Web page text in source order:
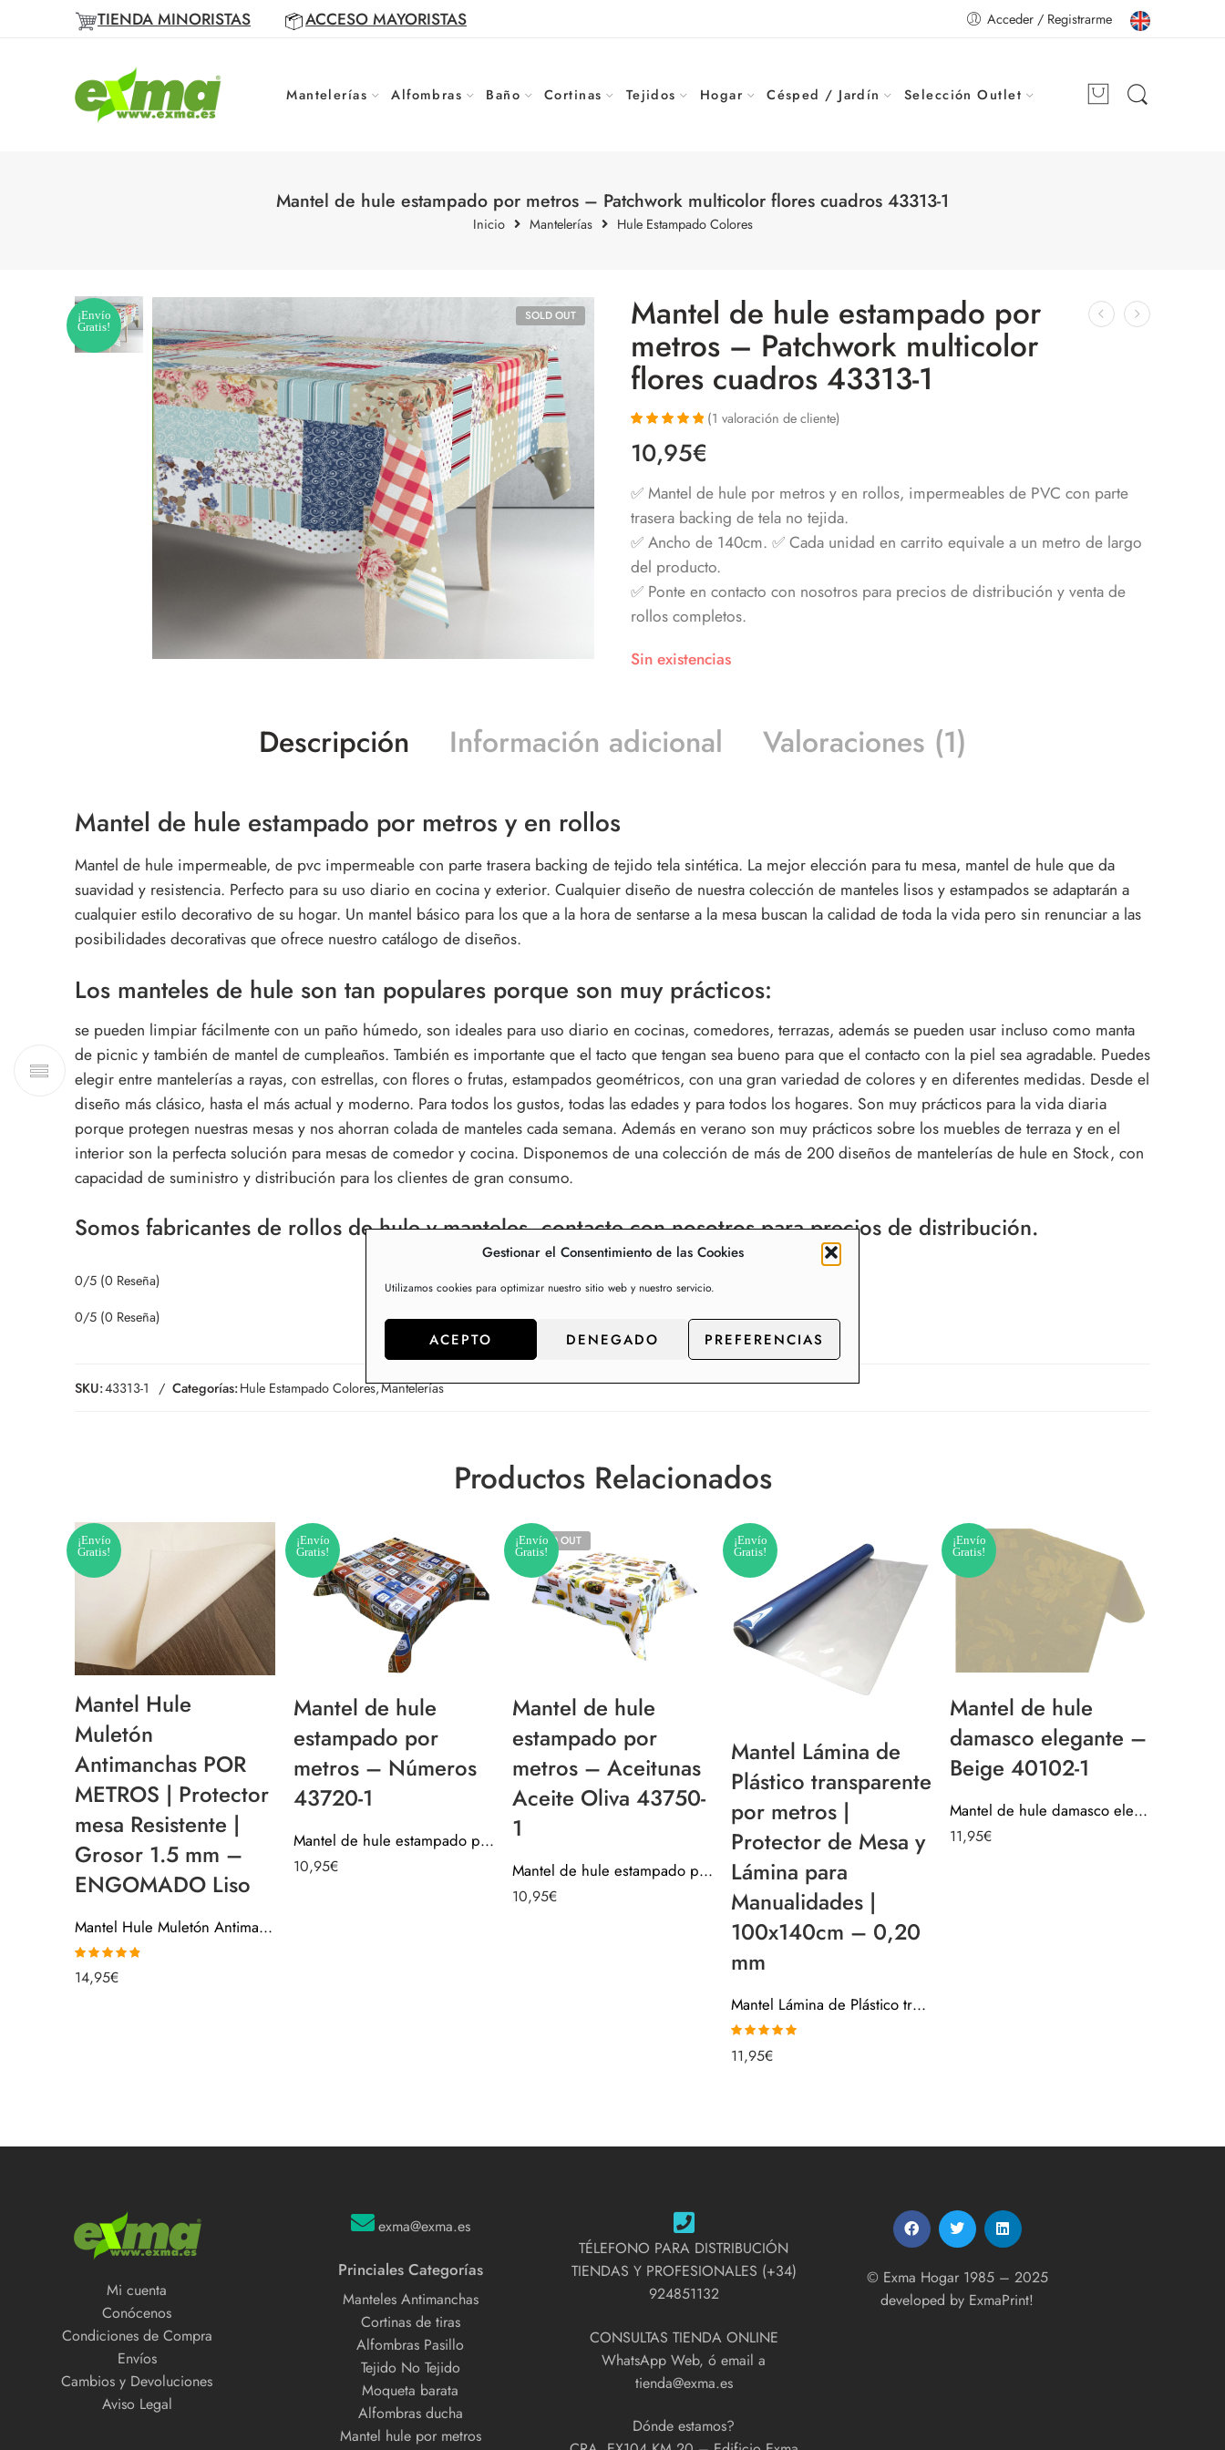
Gestionar el Consentimiento de las Cookies
Utilizamos cookies para optimizar nuestro sitio web y nuestro servicio.
ACEPTO DENEGADO PREFERENCIAS
TIENDA MINORISTAS ACCESO MAYORISTAS Acceder / Registrarme
Mantelerías Alfombras Baño Cortinas Tejidos Hogar Césped / Jardín Selección Outlet
Mantel de hule estampado por metros – Patchwork multicolor flores cuadros 43313-1
Inicio Mantelerías Hule Estampado Colores
SOLD OUT
¡Envío
Gratis!
Mantel de hule estampado por
metros – Patchwork multicolor
flores cuadros 43313-1
5.00de 5 en
base a
un cliente
(1 valoración de cliente)
10,95€
✅ Mantel de hule por metros y en rollos, impermeables de PVC con parte
trasera backing de tela no tejida.
✅ Ancho de 140cm. ✅ Cada unidad en carrito equivale a un metro de largo
del producto.
✅ Ponte en contacto con nosotros para precios de distribución y venta de
rollos completos.
Sin existencias
Descripción Información adicional Valoraciones (1)
Mantel de hule estampado por metros y en rollos
Mantel de hule impermeable, de pvc impermeable con parte trasera backing de tejido tela sintética. La mejor elección para tu mesa, mantel de hule que da
suavidad y resistencia. Perfecto para su uso diario en cocina y exterior. Cualquier diseño de nuestra colección de manteles lisos y estampados se adaptarán a
cualquier estilo decorativo de su hogar. Un mantel básico para los que a la hora de sentarse a la mesa buscan la calidad de toda la vida pero sin renunciar a las
posibilidades decorativas que ofrece nuestro catálogo de diseños.
Los manteles de hule son tan populares porque son muy prácticos:
se pueden limpiar fácilmente con un paño húmedo, son ideales para uso diario en cocinas, comedores, terrazas, además se pueden usar incluso como manta
de picnic y también de mantel de cumpleaños. También es importante que el tacto que tengan sea bueno para que el contacto con la piel sea agradable. Puedes
elegir entre mantelerías a rayas, con estrellas, con flores o frutas, estampados geométricos, con una gran variedad de colores y en diferentes medidas. Desde el
diseño más clásico, hasta el más actual y moderno. Para todos los gustos, todas las edades y para todos los hogares. Son muy prácticos para la vida diaria
porque protegen nuestras mesas y nos ahorran colada de manteles cada semana. Además en verano son muy prácticos sobre los muebles de terraza y en el
interior son la perfecta solución para mesas de comedor y cocina. Disponemos de una colección de más de 200 diseños de mantelerías de hule en Stock, con
capacidad de suministro y distribución para los clientes de gran consumo.
Somos fabricantes de rollos de hule y manteles, contacte con nosotros para precios de distribución.
0/5 (0 Reseña)
0/5 (0 Reseña)
SKU:43313-1 Categorías:Hule Estampado Colores,Mantelerías
Productos Relacionados
¡Envío
Gratis!
Mantel Hule
Muletón
Antimanchas POR
METROS | Protector
mesa Resistente |
Grosor 1.5 mm –
ENGOMADO Liso
Mantel Hule Muletón Antimanchas POR METROS | Protector mesa Resistente | Grosor 1.5 mm – ENGOMADO Liso
Valorado
con 4.80de
14,95€
¡Envío
Gratis!
Mantel de hule
estampado por
metros – Números
43720-1
Mantel de hule estampado por metros – Números 43720-1
10,95€
¡Envío
Gratis!
SOLD OUT
Mantel de hule
estampado por
metros – Aceitunas
Aceite Oliva 43750-
1
Mantel de hule estampado por metros – Aceitunas Aceite Oliva 43750-1
10,95€
¡Envío
Gratis!
Mantel Lámina de
Plástico transparente
por metros |
Protector de Mesa y
Lámina para
Manualidades |
100x140cm – 0,20
mm
Mantel Lámina de Plástico transparente por metros | Protector de Mesa y Lámina para Manualidades | 100x140cm – 0,20 mm
Valorado con
5.00de 5
11,95€
¡Envío
Gratis!
Mantel de hule
damasco elegante –
Beige 40102-1
Mantel de hule damasco elegante – Beige 40102-1
11,95€
Mi cuenta
Conócenos
Condiciones de Compra
Envíos
Cambios y Devoluciones
Aviso Legal
exma@exma.es
Princiales Categorías
Manteles Antimanchas
Cortinas de tiras
Alfombras Pasillo
Tejido No Tejido
Moqueta barata
Alfombras ducha
Mantel hule por metros
TÉLEFONO PARA DISTRIBUCIÓN
TIENDAS Y PROFESIONALES (+34)
924851132
CONSULTAS TIENDA ONLINE
WhatsApp Web, ó email a
tienda@exma.es
Dónde estamos?
© Exma Hogar 1985 – 2025
developed by ExmaPrint!